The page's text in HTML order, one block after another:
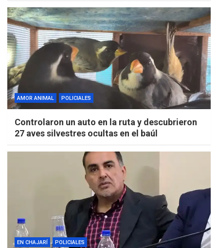
AMOR ANIMAL POLICIALES
Controlaron un auto en la ruta y descubrieron
27 aves silvestres ocultas en el baúl
EN CHAJARÍ POLICIALES